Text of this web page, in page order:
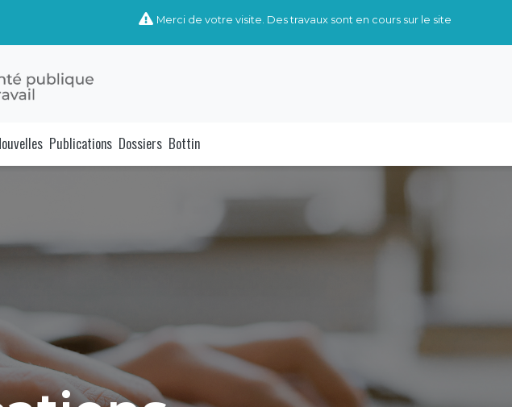
Merci de votre visite. Des travaux sont en cours sur le site
Publications Dossiers Bottin